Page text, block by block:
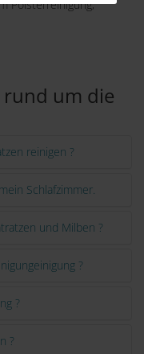
Polsterreinigung,
um die
reinigen ?
Schlafzimmer.
und Milben ?
?
?
?